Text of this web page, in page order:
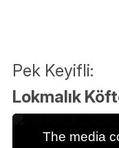
This
The media
Pek Keyifli:
Lokmalık